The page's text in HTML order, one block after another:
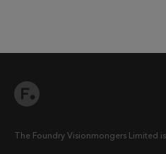
The Foundry Visionmongers Limited